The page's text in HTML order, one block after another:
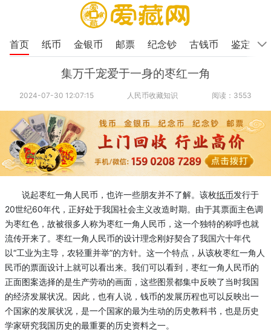
首页 纸币 金银币 邮票 纪念钞 古钱币 鉴定
集万千宠爱于一身的枣红一角
2024-07-30 12:07:15 人民币收藏知识 阅读：3553
说起枣红一角人民币，也许一些朋友并不了解。该枚纸币发行于
20世纪60年代，正好处于我国社会主义改造时期。由于其票面主色调
为枣红色，故被很多人称为枣红一角人民币，这一个独特的称呼也就
流传开来了。枣红一角人民币的设计理念刚好契合了我国六十年代
以“工业为主导，农轻重并举”的方针。这一个特点，从该枚枣红一角人
民币的票面设计上就可以看出来。我们可以看到，枣红一角人民币的
正面图案选择的是生产劳动的画面，这些图景都集中反映了当时我国
的经济发展状况。因此，也有人说，钱币的发展历程也可以反映出一
个国家的发展状况，是一个国家的最为生动的历史教科书，也是历史
学家研究我国历史的最重要的历史资料之一。